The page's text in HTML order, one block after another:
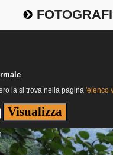
la si trova nella pagina 'elenco